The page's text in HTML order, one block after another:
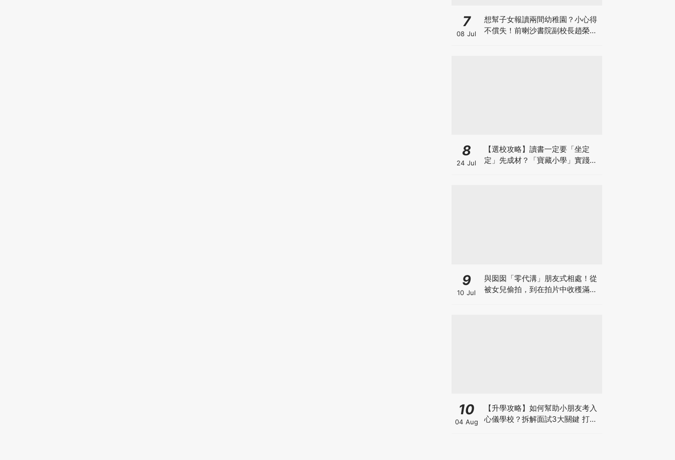
7
08 Jul
想幫子女報讀兩間幼稚園？小心得
不償失！前喇沙書院副校長趙榮
8
24 Jul
【選校攻略】讀書一定要「坐定
定」先成材？「寶藏小學」實踐動
9
10 Jul
與囡囡「零代溝」朋友式相處！從
被女兒偷拍，到在拍片中收穫滿足
10
04 Aug
【升學攻略】如何幫助小朋友考入
心儀學校？拆解面試3大關鍵 打好